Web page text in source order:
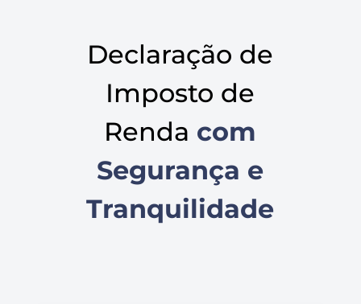
Declaração de
Imposto de
Renda com
Segurança e
Tranquilidade